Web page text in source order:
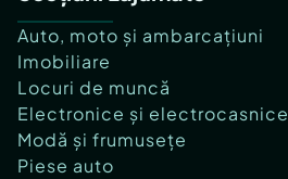
Auto, moto și ambarcațiuni
Imobiliare
Locuri de muncă
Electronice și electrocasnice
Modă și frumusețe
Piese auto